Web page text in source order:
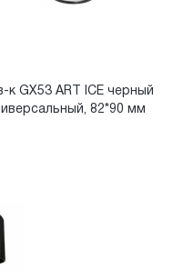
к GX53 ART ICE черный
82*90 мм